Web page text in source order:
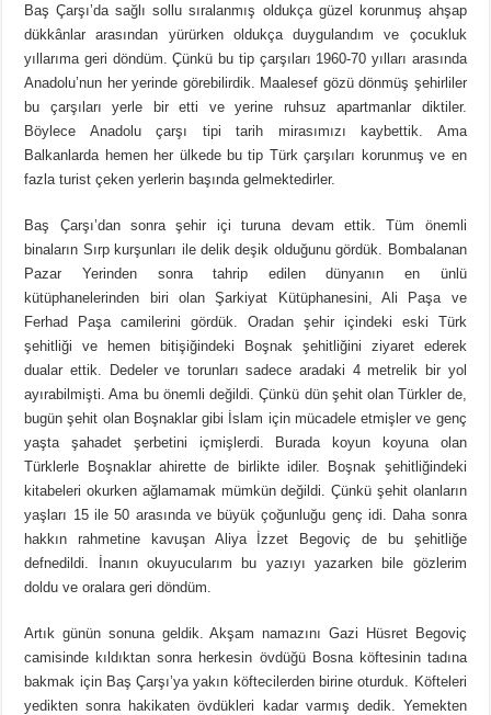
Baş Çarşı’da sağlı sollu sıralanmış oldukça güzel korunmuş ahşap
dükkânlar arasından yürürken oldukça duygulandım ve çocukluk
yıllarıma geri döndüm. Çünkü bu tip çarşıları 1960-70 yılları arasında
Anadolu’nun her yerinde görebilirdik. Maalesef gözü dönmüş şehirliler
bu çarşıları yerle bir etti ve yerine ruhsuz apartmanlar diktiler.
Böylece Anadolu çarşı tipi tarih mirasımızı kaybettik. Ama
Balkanlarda hemen her ülkede bu tip Türk çarşıları korunmuş ve en
fazla turist çeken yerlerin başında gelmektedirler.
Baş Çarşı’dan sonra şehir içi turuna devam ettik. Tüm önemli
binaların Sırp kurşunları ile delik deşik olduğunu gördük. Bombalanan
Pazar Yerinden sonra tahrip edilen dünyanın en ünlü
kütüphanelerinden biri olan Şarkiyat Kütüphanesini, Ali Paşa ve
Ferhad Paşa camilerini gördük. Oradan şehir içindeki eski Türk
şehitliği ve hemen bitişiğindeki Boşnak şehitliğini ziyaret ederek
dualar ettik. Dedeler ve torunları sadece aradaki 4 metrelik bir yol
ayırabilmişti. Ama bu önemli değildi. Çünkü dün şehit olan Türkler de,
bugün şehit olan Boşnaklar gibi İslam için mücadele etmişler ve genç
yaşta şahadet şerbetini içmişlerdi. Burada koyun koyuna olan
Türklerle Boşnaklar ahirette de birlikte idiler. Boşnak şehitliğindeki
kitabeleri okurken ağlamamak mümkün değildi. Çünkü şehit olanların
yaşları 15 ile 50 arasında ve büyük çoğunluğu genç idi. Daha sonra
hakkın rahmetine kavuşan Aliya İzzet Begoviç de bu şehitliğe
defnedildi. İnanın okuyucularım bu yazıyı yazarken bile gözlerim
doldu ve oralara geri döndüm.
Artık günün sonuna geldik. Akşam namazını Gazi Hüsret Begoviç
camisinde kıldıktan sonra herkesin övdüğü Bosna köftesinin tadına
bakmak için Baş Çarşı’ya yakın köftecilerden birine oturduk. Köfteleri
yedikten sonra hakikaten övdükleri kadar varmış dedik. Yemekten